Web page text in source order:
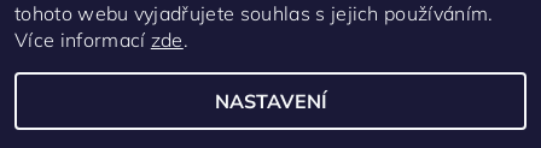
2026 ©In-duro, všechna práva vyhrazenaUpravit nastavení cookies
tohoto webu vyjadřujete souhlas s jejich používáním.
Více informací zde.
NASTAVENÍ